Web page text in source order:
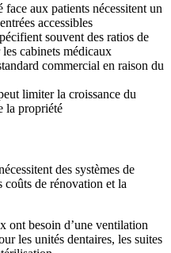
face aux patients nécessitent un
accessibles
souvent des ratios de
cabinets médicaux
commercial en raison du
limiter la croissance du
la propriété
des systèmes de
coûts de rénovation et la
ont besoin d’une ventilation
les unités dentaires, les suites